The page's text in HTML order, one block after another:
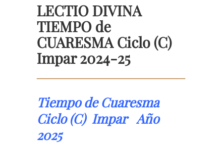
LECTIO DIVINA
TIEMPO de
CUARESMA Ciclo (C)
Impar 2024-25
Tiempo de Cuaresma
Ciclo (C) Impar Año
2025